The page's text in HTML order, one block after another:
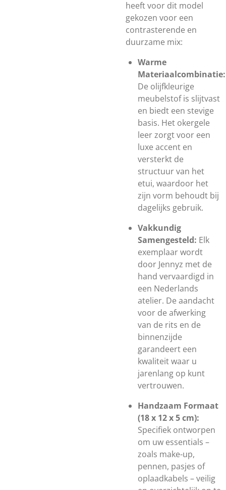
heeft voor dit model
gekozen voor een
contrasterende en
duurzame mix:
Warme
Materiaalcombinatie:
De olijfkleurige
meubelstof is slijtvast
en biedt een stevige
basis. Het okergele
leer zorgt voor een
luxe accent en
versterkt de
structuur van het
etui, waardoor het
zijn vorm behoudt bij
dagelijks gebruik.
Vakkundig
Samengesteld: Elk
exemplaar wordt
door Jennyz met de
hand vervaardigd in
een Nederlands
atelier. De aandacht
voor de afwerking
van de rits en de
binnenzijde
garandeert een
kwaliteit waar u
jarenlang op kunt
vertrouwen.
Handzaam Formaat
(18 x 12 x 5 cm):
Specifiek ontworpen
om uw essentials –
zoals make-up,
pennen, pasjes of
oplaadkabels – veilig